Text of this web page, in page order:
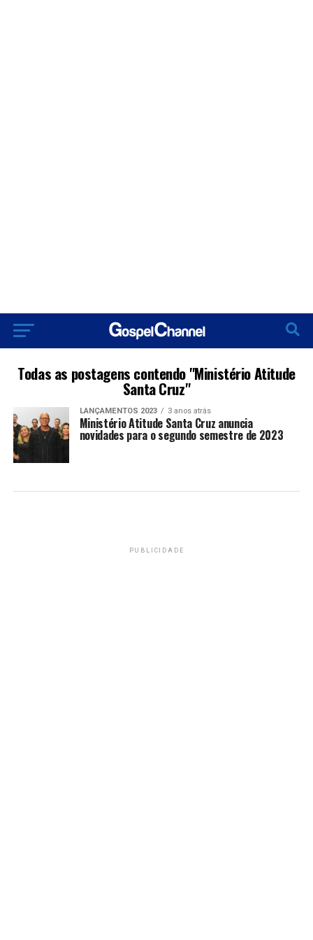
Todas as postagens contendo "Ministério Atitude
Santa Cruz"
LANÇAMENTOS 2023 3 anos atrás
Ministério Atitude Santa Cruz anuncia
novidades para o segundo semestre de 2023
PUBLICIDADE